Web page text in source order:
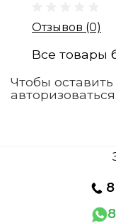
Отзывов (0)
Все товары
Чтобы
авторизоваться.
8